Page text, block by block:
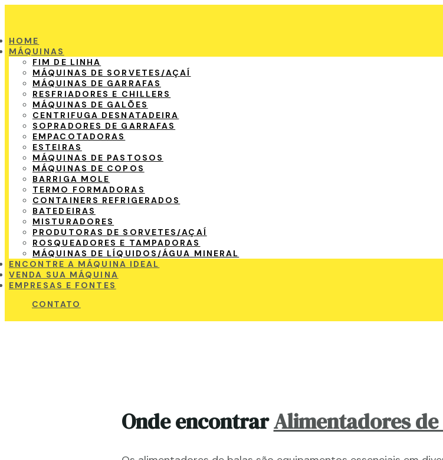
HOME
MÁQUINAS
FIM DE LINHA
MÁQUINAS DE SORVETES/AÇAÍ
MÁQUINAS DE GARRAFAS
RESFRIADORES E CHILLERS
MÁQUINAS DE GALÕES
CENTRIFUGA DESNATADEIRA
SOPRADORES DE GARRAFAS
EMPACOTADORAS
ESTEIRAS
MÁQUINAS DE PASTOSOS
MÁQUINAS DE COPOS
BARRIGA MOLE
TERMO FORMADORAS
CONTAINERS REFRIGERADOS
BATEDEIRAS
MISTURADORES
PRODUTORAS DE SORVETES/AÇAÍ
ROSQUEADORES E TAMPADORAS
MÁQUINAS DE LÍQUIDOS/ÁGUA MINERAL
ENCONTRE A MÁQUINA IDEAL
VENDA SUA MÁQUINA
EMPRESAS E FONTES
CONTATO
Onde encontrarAlimentadores